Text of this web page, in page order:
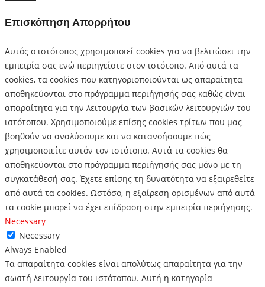
Επισκόπηση Απορρήτου
Αυτός ο ιστότοπος χρησιμοποιεί cookies για να βελτιώσει την
εμπειρία σας ενώ περιηγείστε στον ιστότοπο. Από αυτά τα
cookies, τα cookies που κατηγοριοποιούνται ως απαραίτητα
αποθηκεύονται στο πρόγραμμα περιήγησής σας καθώς είναι
απαραίτητα για την λειτουργία των βασικών λειτουργιών του
ιστότοπου. Χρησιμοποιούμε επίσης cookies τρίτων που μας
βοηθούν να αναλύσουμε και να κατανοήσουμε πώς
χρησιμοποιείτε αυτόν τον ιστότοπο. Αυτά τα cookies θα
αποθηκεύονται στο πρόγραμμα περιήγησής σας μόνο με τη
συγκατάθεσή σας. Έχετε επίσης τη δυνατότητα να εξαιρεθείτε
από αυτά τα cookies. Ωστόσο, η εξαίρεση ορισμένων από αυτά
τα cookie μπορεί να έχει επίδραση στην εμπειρία περιήγησης.
Necessary
Necessary
Always Enabled
Τα απαραίτητα cookies είναι απολύτως απαραίτητα για την
σωστή λειτουργία του ιστότοπου. Αυτή η κατηγορία